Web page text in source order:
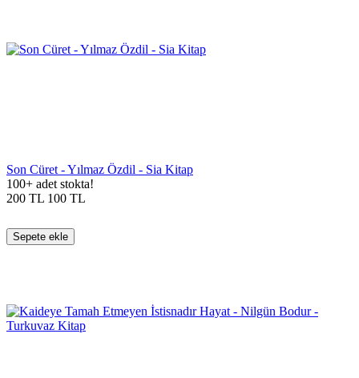
Son Cüret - Yılmaz Özdil - Sia Kitap
100+ adet stokta!
200 TL 100 TL
Sepete ekle